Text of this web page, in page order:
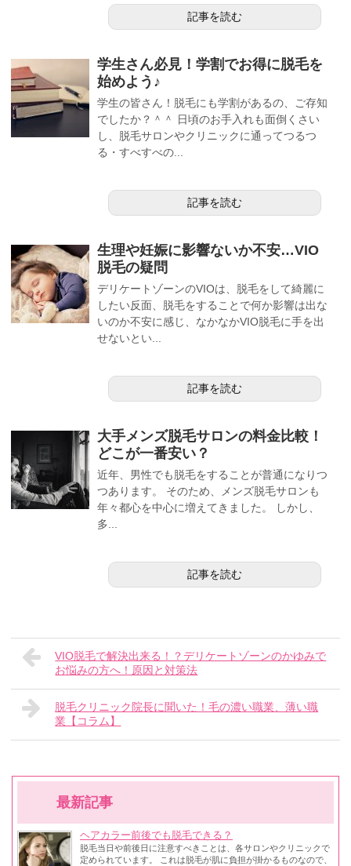
記事を読む
学生さん必見！学割でお得に脱毛を
始めよう♪
学生の皆さん！脱毛にも学割があるの、ご存知
でしたか？＾＾ 日頃のお手入れも面倒くさい
し、脱毛サロンやクリニックに通ってつるつ
る・すべすべの...
記事を読む
生理や妊娠に影響ないか不安…VIO
脱毛の疑問
デリケートゾーンのVIOは、脱毛をして綺麗に
したい反面、脱毛をすることで何か影響は出な
いのか不安に感じ、なかなかVIO脱毛に手を出
せないとい...
記事を読む
大手メンズ脱毛サロンの料金比較！
どこが一番安い？
近年、男性でも脱毛をすることが普通になりつ
つあります。 そのため、メンズ脱毛サロンも
年々都心を中心に増えてきました。 しかし、
多...
記事を読む
VIO脱毛で解決出来る！？デリケートゾーンのかゆみで
お悩みの方へ！原因と対策法
脱毛クリニック院長に聞いた！毛の濃い職業、薄い職
業【コラム】
最新記事
ヘアカラー前後でも脱毛できる？
脱毛当日や前後日に注意すべきことは、各サロンやクリニックで
定められています。 これは脱毛が肌に負担が掛かるものなので、